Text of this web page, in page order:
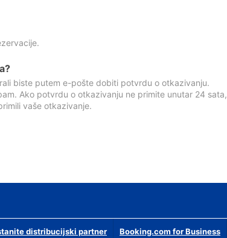
biste putem e-pošte dobiti potvrdu o otkazivanju.
Ako potvrdu o otkazivanju ne primite unutar 24 sata,
vaše otkazivanje.
distribucijski partner Booking.com for Business